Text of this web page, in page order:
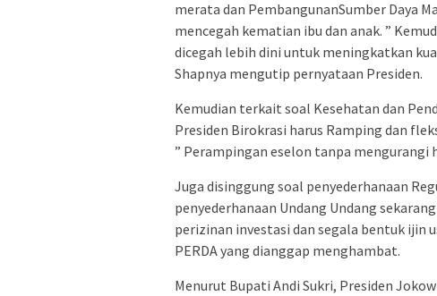
merata dan PembangunanSumber Daya
mencegah kematian ibu dan anak. ”
dicegah lebih dini untuk meningkatkan
Shapnya mengutip pernyataan Presiden.
Kemudian terkait soal Kesehatan dan
Presiden Birokrasi harus Ramping dan
” Perampingan eselon tanpa mengurangi
Juga disinggung soal penyederhanaan
penyederhanaan Undang Undang
perizinan investasi dan segala bentuk ijin
PERDA yang dianggap menghambat.
Menurut Bupati Andi Sukri, Presiden